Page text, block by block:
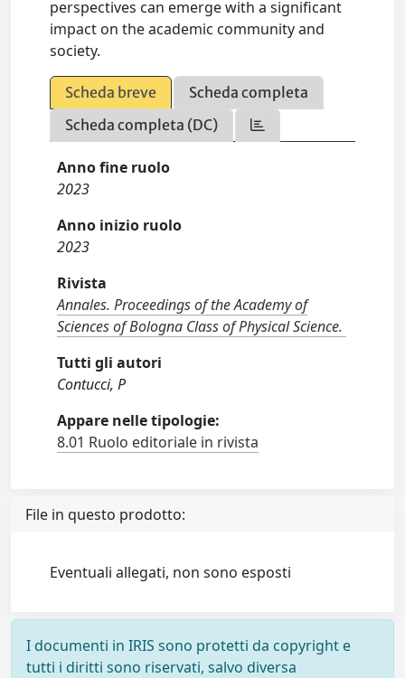
perspectives can emerge with a significant
impact on the academic community and
society.
Scheda breve
Scheda completa
Scheda completa (DC)
Anno fine ruolo
2023
Anno inizio ruolo
2023
Rivista
Annales. Proceedings of the Academy of
Sciences of Bologna Class of Physical Science.
Tutti gli autori
Contucci, P
Appare nelle tipologie:
8.01 Ruolo editoriale in rivista
File in questo prodotto:
Eventuali allegati, non sono esposti
I documenti in IRIS sono protetti da copyright e
tutti i diritti sono riservati, salvo diversa